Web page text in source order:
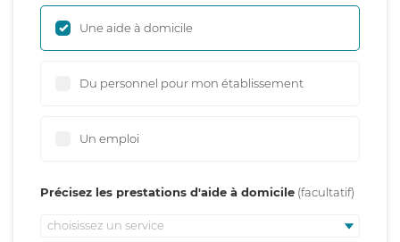
Une aide à domicile
Du personnel pour mon établissement
Un emploi
Précisez les prestations d'aide à domicile
choisissez un service